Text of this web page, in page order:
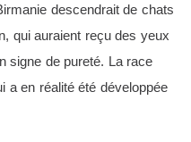
descendrait de chats
qui auraient reçu des yeux
signe de pureté. La race
a en réalité été développée